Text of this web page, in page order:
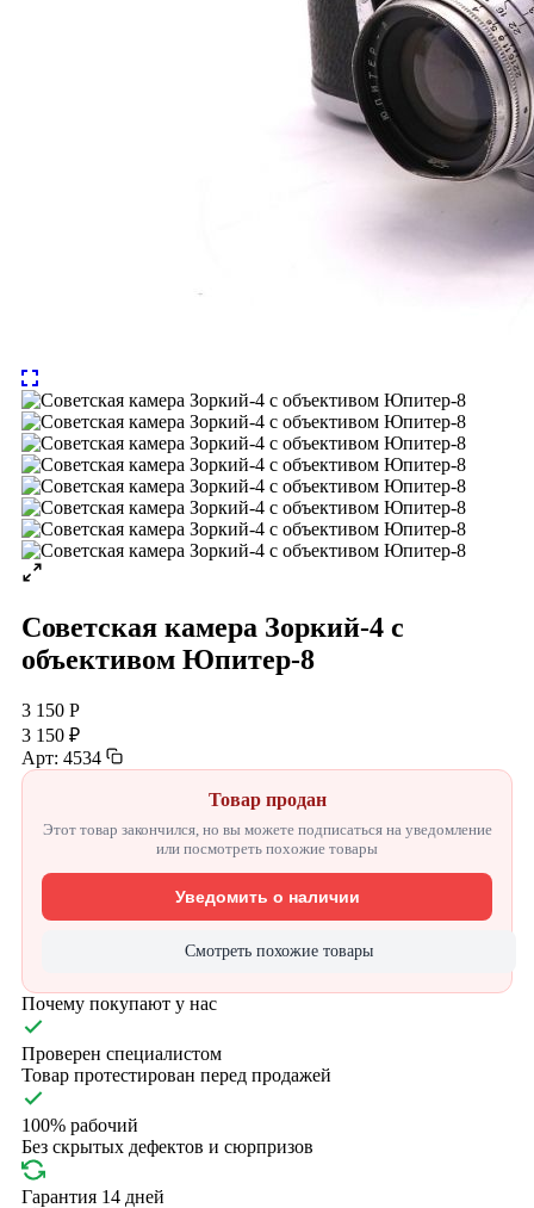
Советская камера Зоркий-4 с
объективом Юпитер-8
3 150 Р
3 150 ₽
Арт: 4534
Товар продан
Этот товар закончился, но вы можете подписаться на уведомление
или посмотреть похожие товары
Уведомить о наличии
Смотреть похожие товары
Почему покупают у нас
Проверен специалистом
Товар протестирован перед продажей
100% рабочий
Без скрытых дефектов и сюрпризов
Гарантия 14 дней